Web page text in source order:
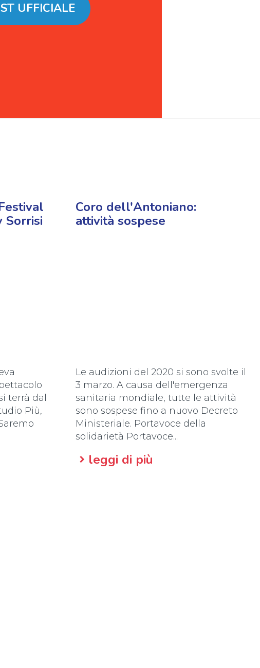
UFFICIALE
Sorrisi
terrà dal
Più,
Coro dell'Antoniano:
attività sospese
Le audizioni del 2020 si sono svolte il
3 marzo. A causa dell'emergenza
sanitaria mondiale, tutte le attività
sono sospese fino a nuovo Decreto
Ministeriale. Portavoce della
solidarietà Portavoce...
leggi di più